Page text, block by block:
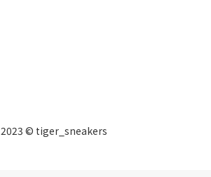
2023 © tiger_sneakers